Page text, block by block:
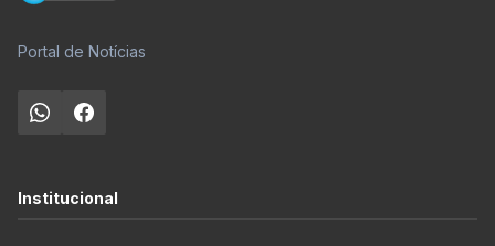
Portal de Notícias
Institucional